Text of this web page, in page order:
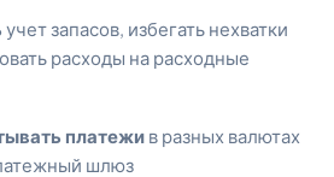
учет запасов, избегать нехватки
расходы на расходные
платежи в разных валютах
шлюз